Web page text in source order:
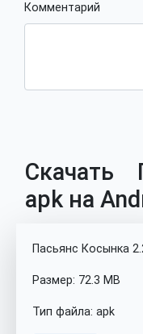
Комментарий
Скачать
apk на
Пасьянс Косынка
Размер: 72.3 MB
Тип файла: apk